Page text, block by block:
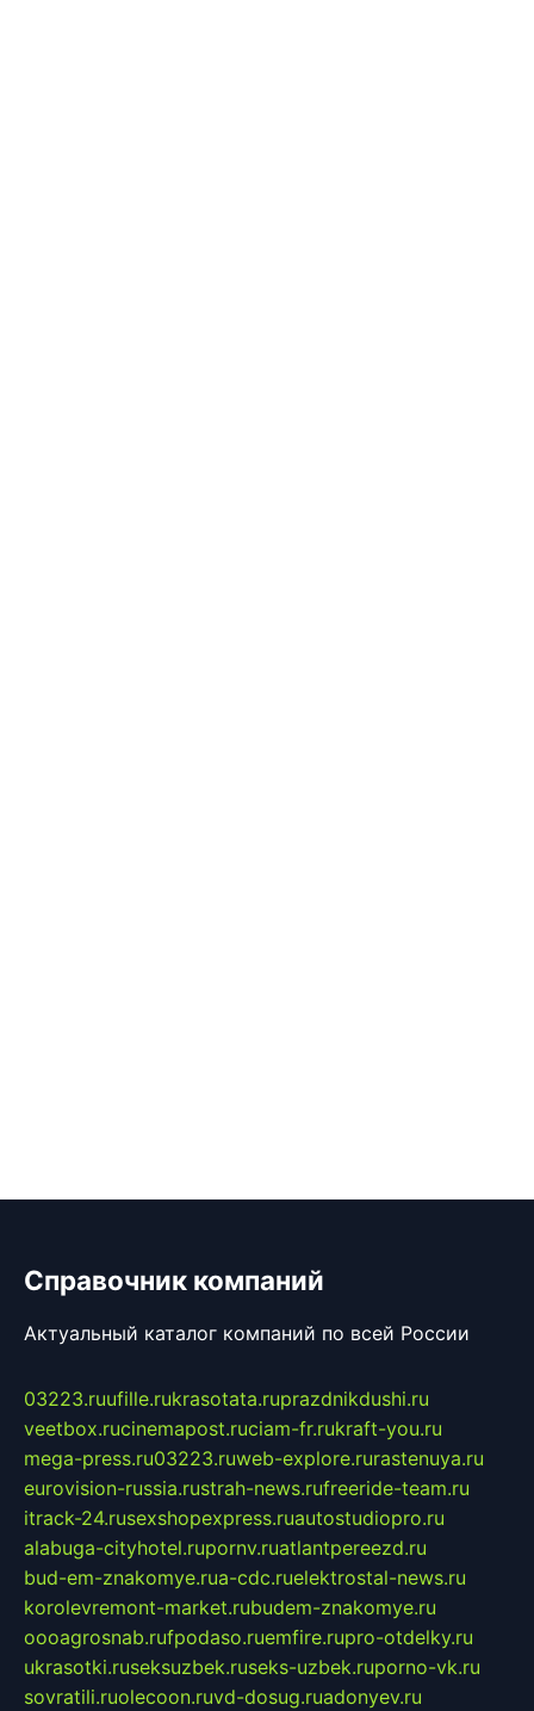
Справочник компаний
Актуальный каталог компаний по всей России
03223.ruufille.rukrasotata.ruprazdnikdushi.ru
veetbox.rucinemapost.ruciam-fr.rukraft-you.ru
mega-press.ru03223.ruweb-explore.rurastenuya.ru
eurovision-russia.rustrah-news.rufreeride-team.ru
itrack-24.rusexshopexpress.ruautostudiopro.ru
alabuga-cityhotel.rupornv.ruatlantpereezd.ru
bud-em-znakomye.rua-cdc.ruelektrostal-news.ru
korolevremont-market.rubudem-znakomye.ru
oooagrosnab.rufpodaso.ruemfire.rupro-otdelky.ru
ukrasotki.ruseksuzbek.ruseks-uzbek.ruporno-vk.ru
sovratili.ruolecoon.ruvd-dosug.ruadonyev.ru